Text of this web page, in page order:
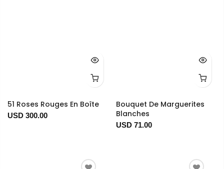
51 Roses Rouges En Boîte
USD 300.00
Bouquet De Marguerites
Blanches
USD 71.00